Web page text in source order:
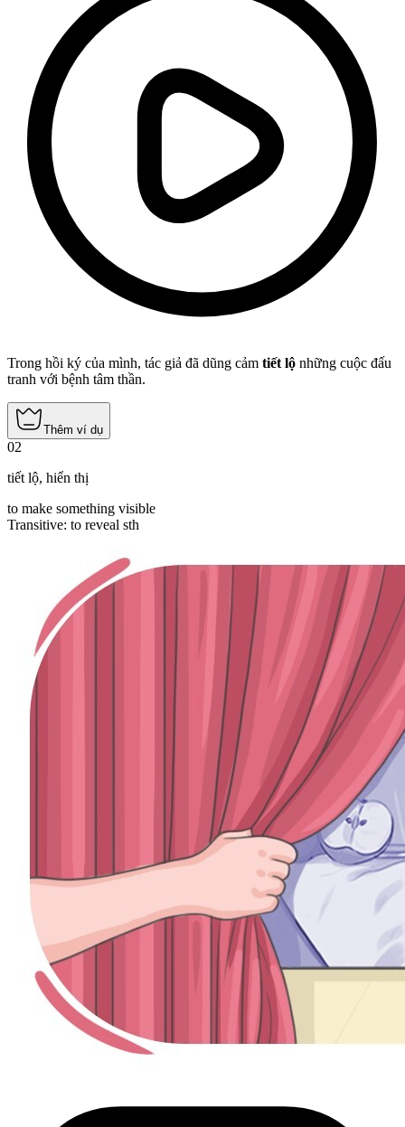
Trong hồi ký của mình, tác giả đã dũng cảm tiết lộ những cuộc đấu
tranh với bệnh tâm thần.
Thêm ví dụ
02
tiết lộ, hiển thị
to make something visible
Transitive: to reveal sth